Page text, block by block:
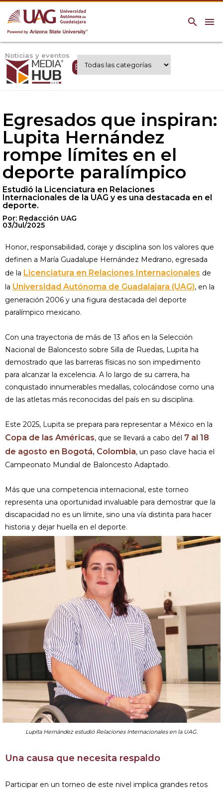
menu
search
Noticias y eventos
Expertos UAG
Egresados que inspiran:
Lupita Hernández
rompe límites en el
deporte paralímpico
Estudió la Licenciatura en Relaciones
Internacionales de la UAG y es una destacada en el
deporte.
Por: Redacción UAG
03/Jul/2025
Honor, responsabilidad, coraje y disciplina son los valores que
definen a María Guadalupe Hernández Medrano, egresada
de la Licenciatura en Relaciones Internacionales de
la Universidad Autónoma de Guadalajara (UAG), en la
generación 2006 y una figura destacada del deporte
paralímpico mexicano.
Con una trayectoria de más de 13 años en la Selección
Nacional de Baloncesto sobre Silla de Ruedas, Lupita ha
demostrado que las barreras físicas no son impedimento
para alcanzar la excelencia. A lo largo de su carrera, ha
conquistado innumerables medallas, colocándose como una
de las atletas más reconocidas del país en su disciplina.
Este 2025, Lupita se prepara para representar a México en la
Copa de las Américas, que se llevará a cabo del 7 al 18
de agosto en Bogotá, Colombia, un paso clave hacia el
Campeonato Mundial de Baloncesto Adaptado.
Más que una competencia internacional, este torneo
representa una oportunidad invaluable para demostrar que la
discapacidad no es un límite, sino una vía distinta para hacer
historia y dejar huella en el deporte.
Lupita Hernández estudió Relaciones Internacionales en la UAG.
Una causa que necesita respaldo
Participar en un torneo de este nivel implica grandes retos